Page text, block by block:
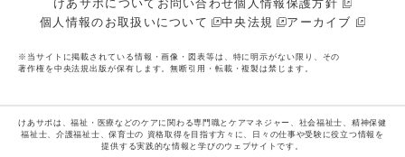
けあサポについて お問い合わせ個人情報保護方針
個人情報のお取扱いについて
中央法規 アーカイブ
※当サイトに掲載されている情報・画像・図表等は、特に明示がない限り、その
著作権を中央法規出版が保有します。無断引用・転載・複製は禁じます。
けあサポは、福祉・医療などのケアに関わる専門職とケアマネジャー、社会福祉士、精神保健
福祉士、介護福祉士、保育士の 資格取得を目指す方々に、日々の仕事や受験に役立つ情報を
提供する実践的な情報と学びのウェブサイトです。